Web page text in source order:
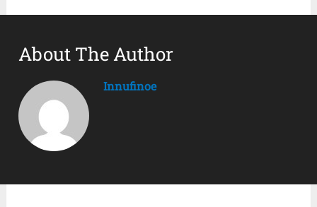
About The Author
Innufinoe